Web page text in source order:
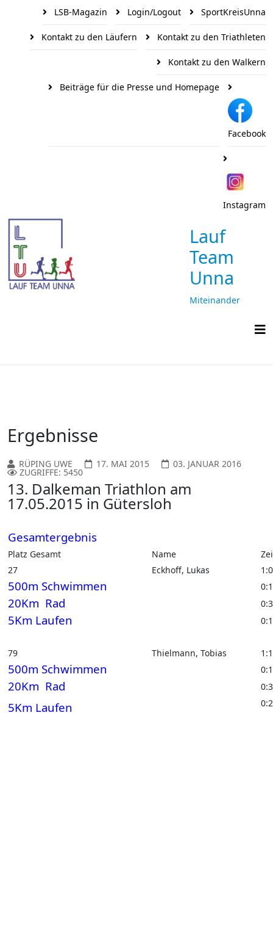
LSB-Magazin Login/Logout SportKreisUnna
Kontakt zu den Läufern Kontakt zu den Triathleten
Kontakt zu den Walkern
Beiträge für die Presse und Homepage
Facebook
Instagram
Lauf
Team
Unna
Miteinander
Ergebnisse
RÜPING UWE 17. MAI 2015 03. JANUAR 2016
ZUGRIFFE: 5450
13. Dalkeman Triathlon am
17.05.2015 in Gütersloh
Gesamtergebnis
Platz Gesamt Name
27
Eckhoff, Lukas
500m Schwimmen
20Km Rad
5Km Laufen
79 Thielmann, Tobias
500m Schwimmen
20Km Rad
5Km Laufen